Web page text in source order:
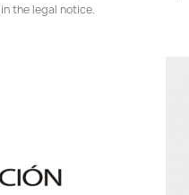
the legal notice.